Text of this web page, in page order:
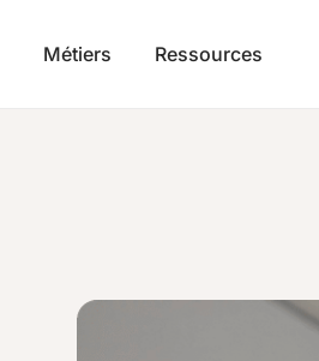
Métiers Ressources